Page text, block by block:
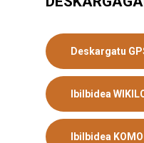
Deskargatu
Ibilbidea
Ibilbidea